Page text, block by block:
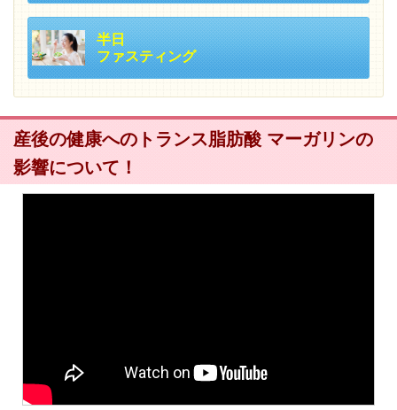
半日
ファスティング
産後の健康へのトランス脂肪酸 マーガリンの
影響について！